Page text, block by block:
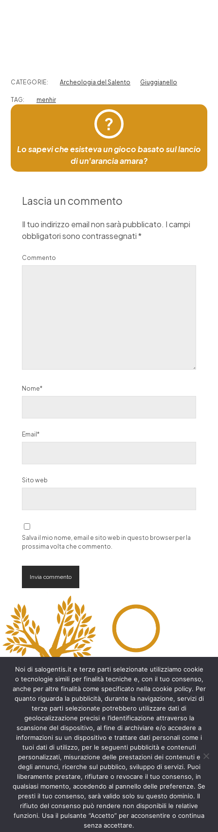
CATEGORIE: Archeologia del Salento Giuggianello
TAG: menhir
?
Lo sapevi che esisteva un gioco basato sul lancio
di un'arancia amara?
Lascia un commento
Il tuo indirizzo email non sarà pubblicato. I campi
obbligatori sono contrassegnati*
Commento
Nome*
Email*
Sito web
Salva il mio nome, email e sito web in questo browser per la
prossima volta che commento.
A
l
t
e
r
n
a
i
v
e
:
Archeologia del Salento
Cripte e ambienti rupestri del Salento
Leggende del Salento
Tradizioni e folklore del Salento
Arte del Salento
Personaggi illustri del Salento
Aneddoti e curiosità sul Salento
Libri del Salento
Ricette tipiche del Salento
Accad(d)e in agosto nel Salento
Itinerari del Salento
Noi di salogentis.it e terze parti selezionate utilizziamo cookie
o tecnologie simili per finalità tecniche e, con il tuo consenso,
anche per altre finalità come specificato nella cookie policy. Per
quanto riguarda la pubblicità, durante la navigazione, servizi di
terze parti selezionate potrebbero utilizzare dati di
geolocalizzazione precisi e l’identificazione attraverso la
scansione del dispositivo, al fine di archiviare e/o accedere a
informazioni su un dispositivo e trattare dati personali come i
tuoi dati di utilizzo, per le seguenti pubblicità e contenuti
personalizzati, misurazione delle prestazioni dei contenuti e
degli annunci, ricerche sul pubblico, sviluppo di servizi. Puoi
liberamente prestare, rifiutare o revocare il tuo consenso, in
qualsiasi momento, accedendo al pannello delle preferenze. Se
presti il tuo consenso, sarà valido solo su questo dominio. Il
rifiuto del consenso può rendere non disponibili le relative
funzioni. Usa il pulsante “Accetto” per acconsentire o continua
senza accettare.